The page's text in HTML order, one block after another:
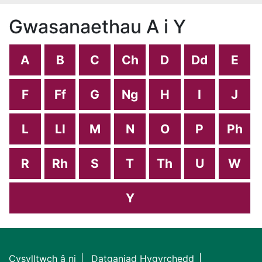
Gwasanaethau A i Y
A B C Ch D Dd E
F Ff G Ng H I J
L Ll M N O P Ph
R Rh S T Th U W
Y
Cysylltwch â ni Datganiad Hygyrchedd